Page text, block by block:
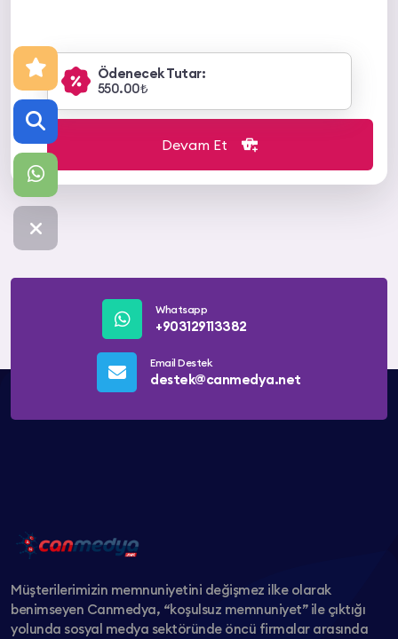
Ödenecek Tutar:
550.00₺
Devam Et
Whatsapp
+903129113382
Email Destek
destek@canmedya.net
Müşterilerimizin memnuniyetini değişmez ilke olarak
benimseyen Canmedya, “koşulsuz memnuniyet” ile çıktığı
yolunda sosyal medya sektöründe öncü firmalar arasında